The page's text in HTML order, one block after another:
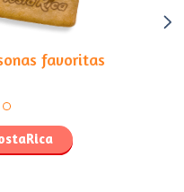
favoritas